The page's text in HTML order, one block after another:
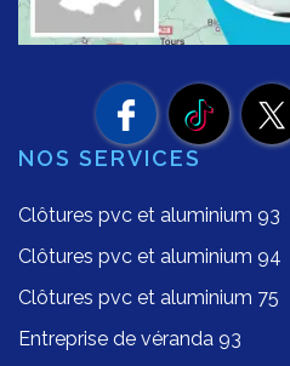
NOS SERVICES
Clôtures pvc et aluminium 93
Clôtures pvc et aluminium 94
Clôtures pvc et aluminium 75
Entreprise de véranda 93